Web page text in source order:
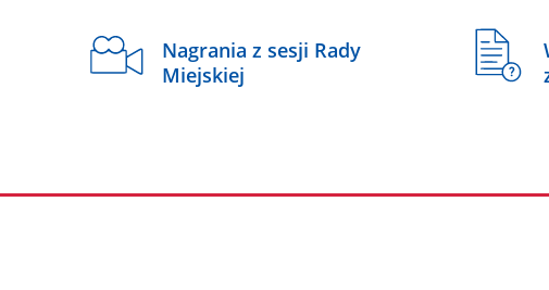
Nagrania z sesji Rady
Miejskiej